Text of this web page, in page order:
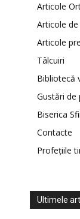
Articole
Articole
Articole
Tâlcuiri
Bibliotecă
Gustări de
Biserica
Contacte
Profețiile
Ultimele